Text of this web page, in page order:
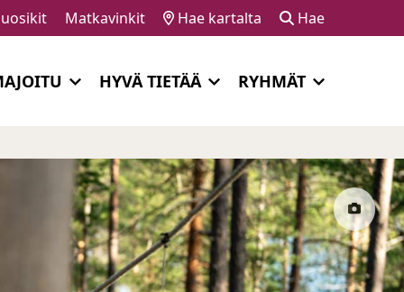
Matkavinkit Hae kartalta Hae
HYVÄ TIETÄÄ RYHMÄT